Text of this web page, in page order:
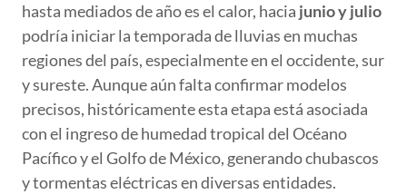
hasta mediados de año es el calor, hacia junio y julio
podría iniciar la temporada de lluvias en muchas
regiones del país, especialmente en el occidente, sur
y sureste. Aunque aún falta confirmar modelos
precisos, históricamente esta etapa está asociada
con el ingreso de humedad tropical del Océano
Pacífico y el Golfo de México, generando chubascos
y tormentas eléctricas en diversas entidades.